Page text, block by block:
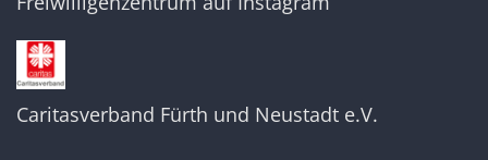
Caritasverband Fürth und Neustadt e.V.